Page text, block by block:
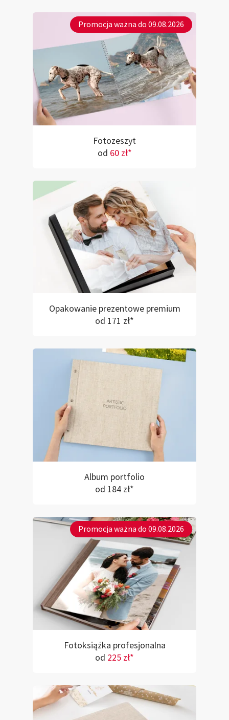
Promocja ważna do 09.08.2026
Fotozeszyt
od 60 zł*
Opakowanie prezentowe premium
od 171 zł*
Album portfolio
od 184 zł*
Promocja ważna do 09.08.2026
Fotoksiążka profesjonalna
od 225 zł*